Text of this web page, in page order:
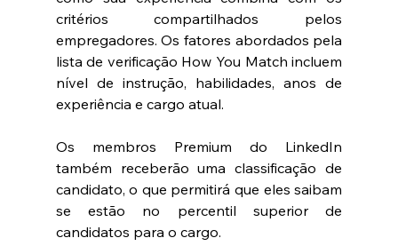
critérios compartilhados pelos
empregadores. Os fatores abordados pela
lista de verificação How You Match incluem
nível de instrução, habilidades, anos de
experiência e cargo atual.
Os membros Premium do LinkedIn
também receberão uma classificação de
candidato, o que permitirá que eles saibam
se estão no percentil superior de
candidatos para o cargo.